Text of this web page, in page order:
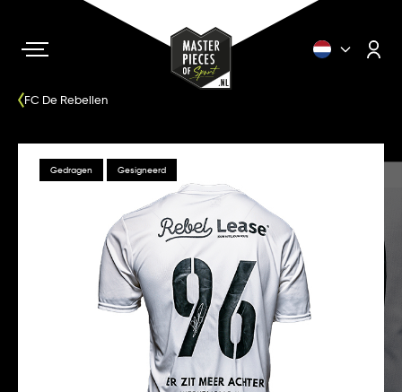
FC De Rebellen
Gedragen Gesigneerd